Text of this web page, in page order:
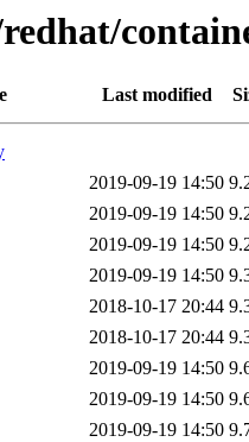
Last modified
2019-09-19 14:50
2019-09-19 14:50
2019-09-19 14:50
2019-09-19 14:50
2018-10-17 20:44
2018-10-17 20:44
2019-09-19 14:50
2019-09-19 14:50
2019-09-19 14:50